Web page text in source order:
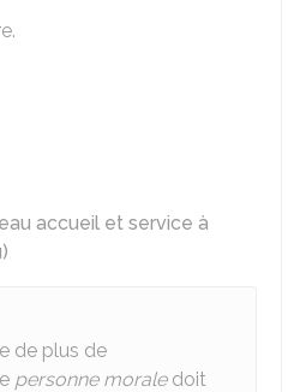
accueil et service à
de plus de
personne moraledoit